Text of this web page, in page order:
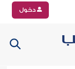
دخول